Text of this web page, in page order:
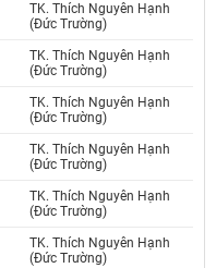
TK. Thích Nguyên Hạnh
(Đức Trường)
TK. Thích Nguyên Hạnh
(Đức Trường)
TK. Thích Nguyên Hạnh
(Đức Trường)
TK. Thích Nguyên Hạnh
(Đức Trường)
TK. Thích Nguyên Hạnh
(Đức Trường)
TK. Thích Nguyên Hạnh
(Đức Trường)